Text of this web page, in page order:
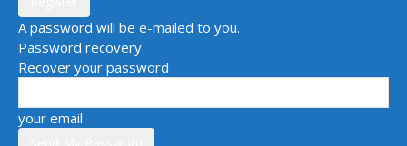
A password will be e-mailed to you.
Password recovery
Recover your password
your email